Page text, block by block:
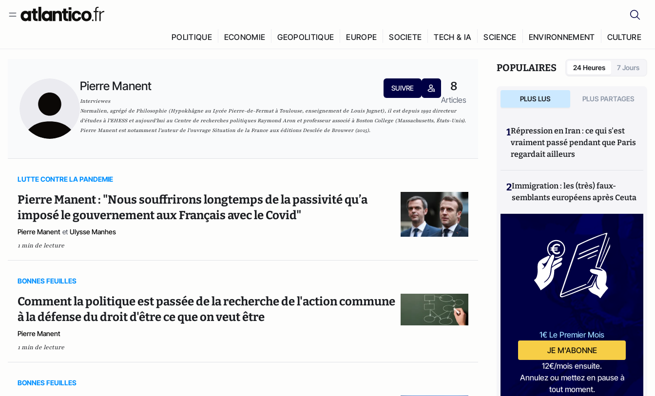
POLITIQUE ECONOMIE GEOPOLITIQUE EUROPE SOCIETE TECH & IA SCIENCE ENVIRONNEMENT CULTURE
Pierre Manent
Interviewes
SUIVRE 8
Articles
Normalien, agrégé de Philosophie (Hypokhâgne au Lycée Pierre-de-Fermat à Toulouse, enseignement de Louis Jugnet), il est depuis 1992 directeur
d'études à l'EHESS et aujourd'hui au Centre de recherches politiques Raymond Aron et professeur associé à Boston College (Massachusetts, États-Unis).
Pierre Manent est notamment l'auteur de l'ouvrage Situation de la France aux éditions Desclée de Brouwer (2015).
LUTTE CONTRE LA PANDEMIE
Pierre Manent : "Nous souffrirons longtemps de la passivité qu’a
imposé le gouvernement aux Français avec le Covid"
Pierre Manent et Ulysse Manhes
1 min de lecture
BONNES FEUILLES
Comment la politique est passée de la recherche de l'action commune
à la défense du droit d'être ce que on veut être
Pierre Manent
1 min de lecture
BONNES FEUILLES
POPULAIRES 24 Heures 7 Jours
PLUS LUS PLUS PARTAGES
1Répression en Iran : ce qui s'est
vraiment passé pendant que Paris
regardait ailleurs
2Immigration : les (très) faux-
semblants européens après Ceuta
1€ Le Premier Mois
JE M'ABONNE
12€/mois ensuite.
Annulez ou mettez en pause à
tout moment.